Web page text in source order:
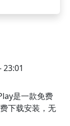
23:01
是一款免费
下载安装，无